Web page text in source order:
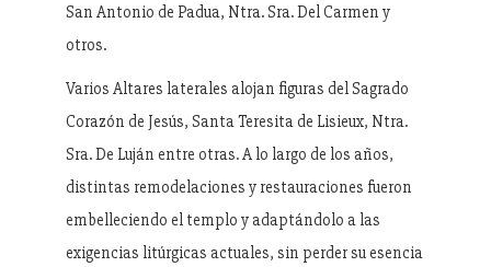
San Antonio de Padua, Ntra. Sra. Del Carmen y
otros.
Varios Altares laterales alojan figuras del Sagrado
Corazón de Jesús, Santa Teresita de Lisieux, Ntra.
Sra. De Luján entre otras. A lo largo de los años,
distintas remodelaciones y restauraciones fueron
embelleciendo el templo y adaptándolo a las
exigencias litúrgicas actuales, sin perder su esencia